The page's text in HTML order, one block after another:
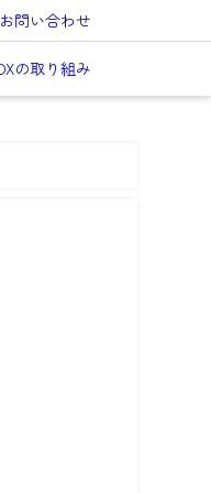
お問い合わせ
の取り組み